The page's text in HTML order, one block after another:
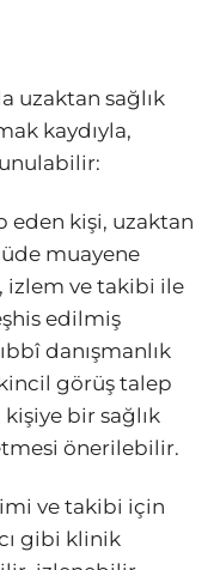
uzaktan sağlık
kaydıyla,
eden kişi, uzaktan
muayene
izlem ve takibi ile
edilmiş
danışmanlık
görüş talep
bir sağlık
önerilebilir.
ve takibi için
gibi klinik